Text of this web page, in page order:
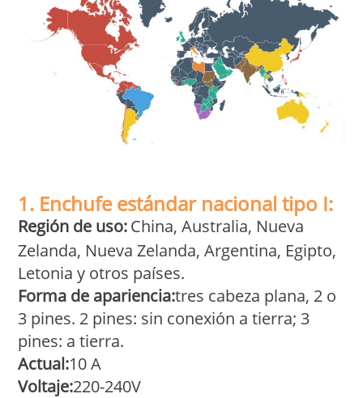
1. Enchufe estándar nacional tipo I:
Región de uso:China, Australia, Nueva
Zelanda, Nueva Zelanda, Argentina, Egipto,
Letonia y otros países.
Forma de apariencia:tres cabeza plana, 2 o
3 pines. 2 pines: sin conexión a tierra; 3
pines: a tierra.
Actual:10 A
Voltaje:220-240V